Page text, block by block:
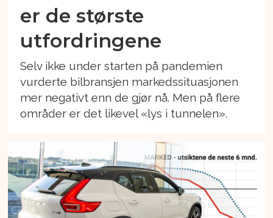
er de største
utfordringene
Selv ikke under starten på pandemien
vurderte bilbransjen markedssituasjonen
mer negativt enn de gjør nå. Men på flere
områder er det likevel «lys i tunnelen».